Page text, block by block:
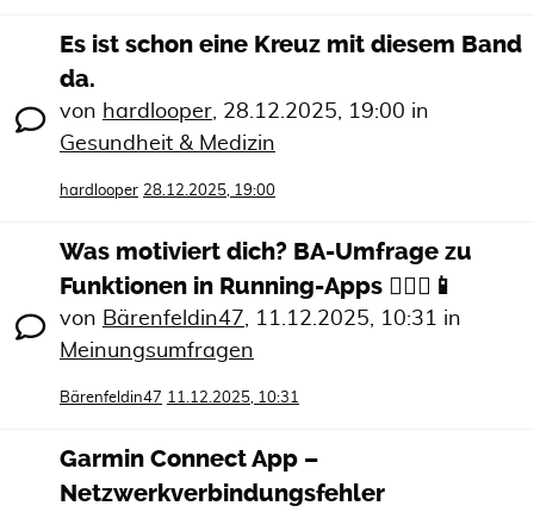
Es ist schon eine Kreuz mit diesem Band
da.
von hardlooper, 28.12.2025, 19:00 in
Gesundheit & Medizin
hardlooper 28.12.2025, 19:00
Was motiviert dich? BA-Umfrage zu
Funktionen in Running-Apps 🏃🏻‍♀️📱
von Bärenfeldin47, 11.12.2025, 10:31 in
Meinungsumfragen
Bärenfeldin47 11.12.2025, 10:31
Garmin Connect App –
Netzwerkverbindungsfehler